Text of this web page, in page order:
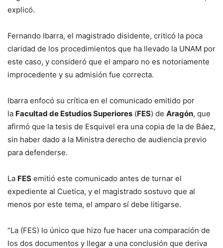
explicó.
Fernando Ibarra, el magistrado disidente, criticó la poca
claridad de los procedimientos que ha llevado la UNAM por
este caso, y consideró que el amparo no es notoriamente
improcedente y su admisión fue correcta.
Ibarra enfocó su crítica en el comunicado emitido por
la Facultad de Estudios Superiores (FES) de Aragón, que
afirmó que la tesis de Esquivel era una copia de la de Báez,
sin haber dado a la Ministra derecho de audiencia previo
para defenderse.
La FES emitió este comunicado antes de turnar el
expediente al Cuetica, y el magistrado sostuvo que al
menos por este tema, el amparo sí debe litigarse.
“La (FES) lo único que hizo fue hacer una comparación de
los dos documentos y llegar a una conclusión que deriva